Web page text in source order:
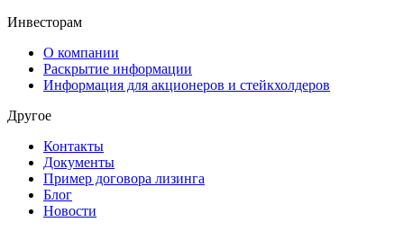
Инвесторам
О компании
Раскрытие информации
Информация для акционеров и стейкхолдеров
Другое
Контакты
Документы
Пример договора лизинга
Блог
Новости